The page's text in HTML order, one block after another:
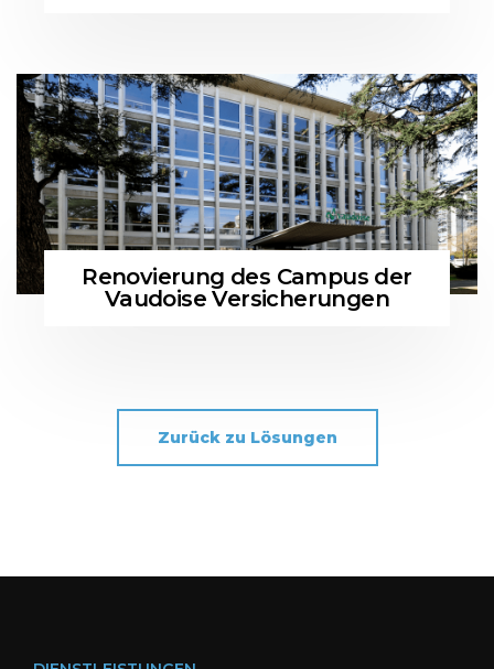
Renovierung des Campus der
Vaudoise Versicherungen
Zurück zu Lösungen